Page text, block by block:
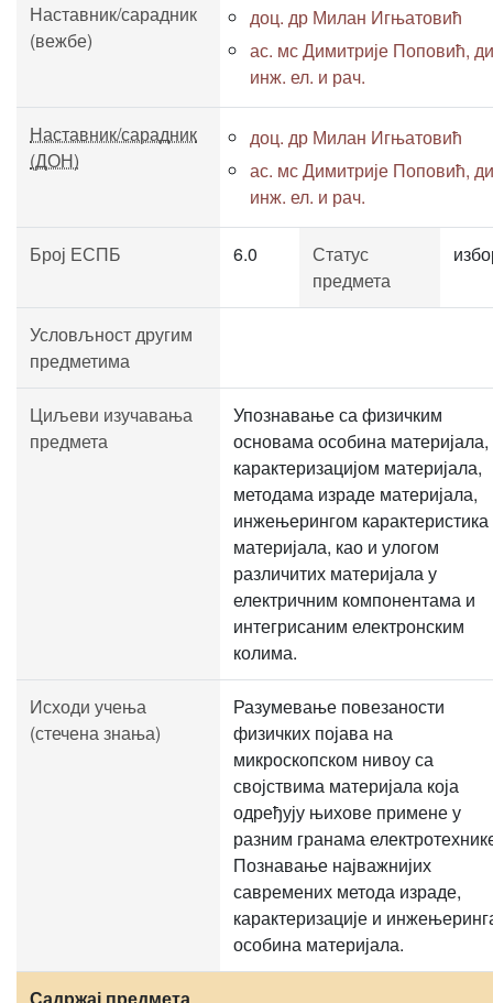
Наставник/сарадник
(вежбе)
доц. др Милан Игњатовић
ас. мс Димитрије Поповић,
инж. ел. и рач.
Наставник/сарадник
(ДОН)
доц. др Милан Игњатовић
ас. мс Димитрије Поповић,
инж. ел. и рач.
Број ЕСПБ 6.0
Статус
предмета
Условљност другим
предметима
Циљеви изучавања
предмета
Упознавање са физичким
основама особина материјала,
карактеризацијом материјала,
методама израде материјала,
инжењерингом карактеристика
материјала, као и улогом
различитих материјала у
електричним компонентама и
интегрисаним електронским
колима.
Исходи учења
(стечена знања)
Разумевање повезаности
физичких појава на
микроскопском нивоу са
својствима материјала која
одређују њихове примене у
разним гранама
Познавање најважнијих
савремених метода израде,
карактеризације и
особина материјала.